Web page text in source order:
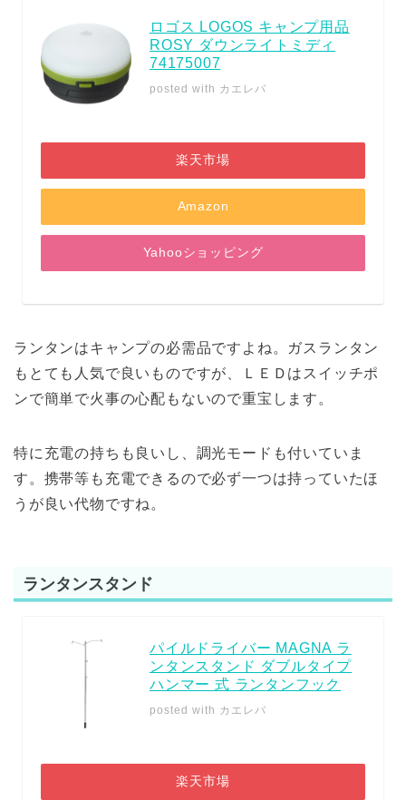
ロゴス LOGOS キャンプ用品
ROSY ダウンライトミディ
74175007
posted with カエレバ
楽天市場
Amazon
Yahooショッピング
ランタンはキャンプの必需品ですよね。ガスランタン
もとても人気で良いものですが、ＬＥＤはスイッチポ
ンで簡単で火事の心配もないので重宝します。
特に充電の持ちも良いし、調光モードも付いていま
す。携帯等も充電できるので必ず一つは持っていたほ
うが良い代物ですね。
ランタンスタンド
パイルドライバー MAGNA ラ
ンタンスタンド ダブルタイプ
ハンマー 式 ランタンフック
posted with カエレバ
楽天市場